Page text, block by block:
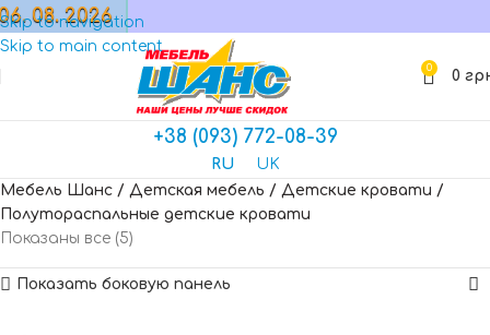
Skip to navigation
Skip to main content
МАГАЗИН
0 0
+38 (093) 772-08-39
RU
UK
Мебель Шанс / Детская мебель / Детские кровати /
Полутораспальные детские кровати
Показаны все (5)
Показать боковую панель
08. 2026